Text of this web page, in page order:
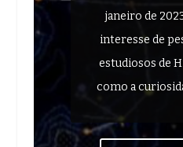
janeiro de
interesse de
estudiosos de
como a